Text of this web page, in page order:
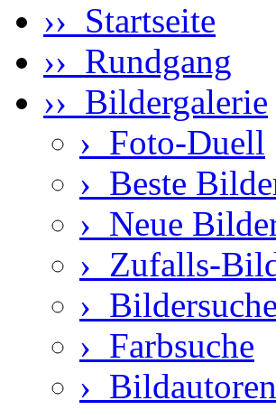
›› Startseite
›› Rundgang
›› Bildergalerie
› Foto-Duell
› Beste
› Neue
› Zufalls-
› Bildersuche
› Farbsuche
› Bildautoren